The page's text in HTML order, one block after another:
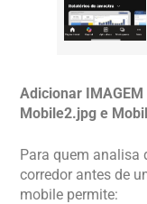
Adicionar
Mobile2.jpg e
Para quem analisa
corredor antes de
mobile permite: